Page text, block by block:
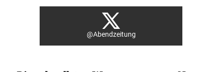
@Abendzeitung